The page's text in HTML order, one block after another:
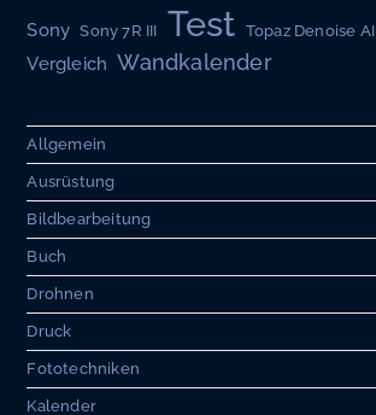
Sony Sony 7R III Test Topaz Denoise AI
Vergleich Wandkalender
Allgemein
Ausrüstung
Bildbearbeitung
Buch
Drohnen
Druck
Fototechniken
Kalender